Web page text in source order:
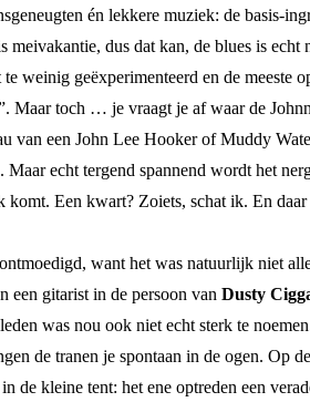
én lekkere muziek: de basis-
meivakantie, dus dat kan, de blues is
weinig geëxperimenteerd en de meeste
Maar toch … je vraagt je af waar de
van een John Lee Hooker of Muddy
Maar echt tergend spannend wordt het
Een kwart? Zoiets, schat ik. En daar
want het was natuurlijk niet
een gitarist in de persoon van Dusty
was nou ook niet echt sterk te
de tranen je spontaan in de ogen. Op
de kleine tent: het ene optreden een